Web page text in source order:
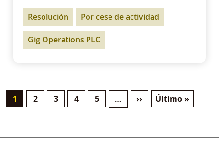
Resolución Por cese de actividad
Gig Operations PLC
Paginación
Página actual
1 Página
2 Página
3 Página
4 Página
5 … Siguiente página
›› Última página
Último »